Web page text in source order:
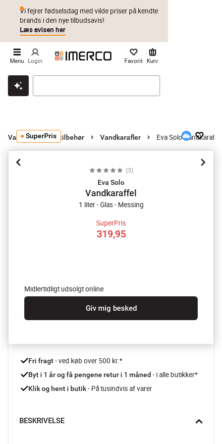
Klik & hent Byt i 1 år Prismatch
Vi fejrer fødselsdag med vilde priser på kendte
brands i den nye tilbudsavis!
Læs avisen her
Menu Login Favorit Kurv
Vandkarafler og tilbehør Vandkarafler Eva Solo Vandkaraffel
SuperPris
(3)
Eva Solo
Vandkaraffel
1 liter - Glas - Messing
SuperPris
319,95
Midlertidligt udsolgt online
Giv mig besked
Fri fragt - ved køb over 500 kr.*
Byt i 1 år og få pengene retur i 1 måned - i alle butikker*
Klik og hent i butik - På tusindvis af varer
BESKRIVELSE